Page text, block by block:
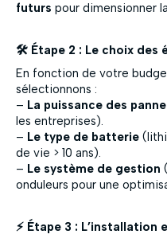
futurs pour dimensionner
🛠️ Étape 2 : Le choix des
En fonction de votre
sélectionnons :
– La puissance des
les entreprises).
– Le type de batterie
de vie > 10 ans).
– Le système de gestion
onduleurs pour une
⚡ Étape 3 : L’installation